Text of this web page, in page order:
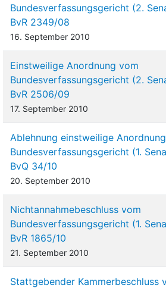
Bundesverfassungsgericht (2.
BvR 2349/08
16. September 2010
Einstweilige Anordnung vom
Bundesverfassungsgericht (2.
BvR 2506/09
17. September 2010
Ablehnung einstweilige
Bundesverfassungsgericht (1.
BvQ 34/10
20. September 2010
Nichtannahmebeschluss vom
Bundesverfassungsgericht (1.
BvR 1865/10
21. September 2010
Stattgebender Kammerbeschluss